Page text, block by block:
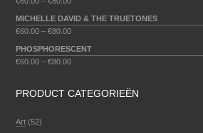
MICHELLE DAVID & THE TRUETONES
€60.00 –€80.00
PHOSPHORESCENT
€60.00 –€80.00
PRODUCT CATEGORIEËN
Art (52)